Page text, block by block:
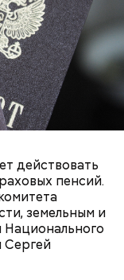
действовать
пенсий.
земельным и
Сергей